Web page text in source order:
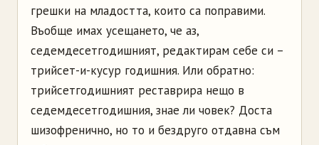
грешки на младостта, които са поправими.
Въобще имах усещането, че аз,
седемдесетгодишният, редактирам себе си –
трийсет-и-кусур годишния. Или обратно:
трийсетгодишният реставрира нещо в
седемдесетгодишния, знае ли човек? Доста
шизофренично, но то и бездруго отдавна съм